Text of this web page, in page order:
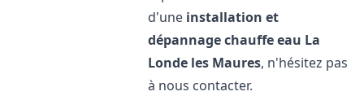
d'une installation et
dépannage chauffe eau La
Londe les Maures, n'hésitez pas
à nous contacter.